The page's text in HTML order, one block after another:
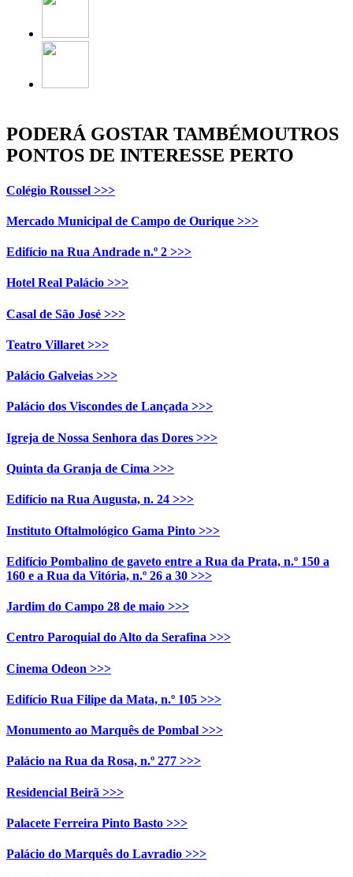
PODERÁ GOSTAR TAMBÉMOUTROS
PONTOS DE INTERESSE PERTO
Colégio Roussel >>>
Mercado Municipal de Campo de Ourique >>>
Edifício na Rua Andrade n.º 2 >>>
Hotel Real Palácio >>>
Casal de São José >>>
Teatro Villaret >>>
Palácio Galveias >>>
Palácio dos Viscondes de Lançada >>>
Igreja de Nossa Senhora das Dores >>>
Quinta da Granja de Cima >>>
Edifício na Rua Augusta, n. 24 >>>
Instituto Oftalmológico Gama Pinto >>>
Edifício Pombalino de gaveto entre a Rua da Prata, n.º 150 a
160 e a Rua da Vitória, n.º 26 a 30 >>>
Jardim do Campo 28 de maio >>>
Centro Paroquial do Alto da Serafina >>>
Cinema Odeon >>>
Edifício Rua Filipe da Mata, n.º 105 >>>
Monumento ao Marquês de Pombal >>>
Palácio na Rua da Rosa, n.º 277 >>>
Residencial Beirã >>>
Palacete Ferreira Pinto Basto >>>
Palácio do Marquês do Lavradio >>>